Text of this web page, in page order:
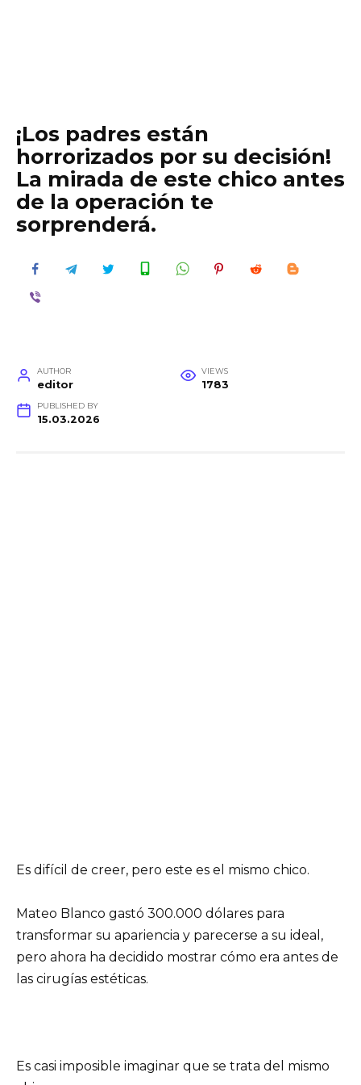
¡Los padres están
horrorizados por su decisión!
La mirada de este chico antes
de la operación te
sorprenderá.
AUTHOR
editor
VIEWS
1783
PUBLISHED BY
15.03.2026
Es difícil de creer, pero este es el mismo chico.
Mateo Blanco gastó 300.000 dólares para
transformar su apariencia y parecerse a su ideal,
pero ahora ha decidido mostrar cómo era antes de
las cirugías estéticas.
Es casi imposible imaginar que se trata del mismo